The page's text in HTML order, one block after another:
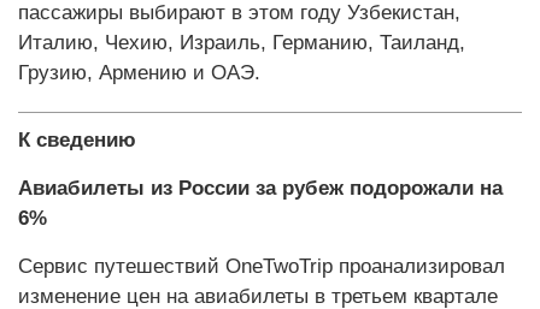
пассажиры выбирают в этом году Узбекистан,
Италию, Чехию, Израиль, Германию, Таиланд,
Грузию, Армению и ОАЭ.
К сведению
Авиабилеты из России за рубеж подорожали на
6%
Сервис путешествий OneTwoTrip проанализировал
изменение цен на авиабилеты в третьем квартале